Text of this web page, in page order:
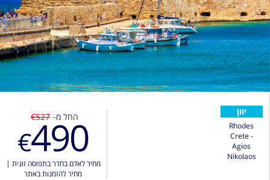
יוון
Rhodes
Crete -
Agios
Nikolaos
החל מ- €527
€490
מחיר לאדם בחדר בתפוסה זוגית |
מחיר להזמנות באתר